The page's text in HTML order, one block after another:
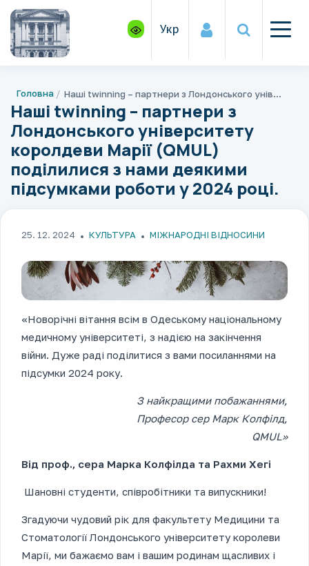
Укр
Головна Наші twinning – партнери з Лондонського університету королдеви Марії (QMUL) поділилися з нами деякими підсумками роботи у 2024 році.
Наші twinning – партнери з
Лондонського університету
королдеви Марії (QMUL)
поділилися з нами деякими
підсумками роботи у 2024 році.
25. 12. 2024 КУЛЬТУРА МІЖНАРОДНІ ВІДНОСИНИ
«Новорічні вітання всім в Одеському національному
медичному університеті, з надією на закінчення
війни. Дуже раді поділитися з вами посиланнями на
підсумки 2024 року.
З найкращими побажаннями,
Професор сер Марк Колфілд,
QMUL»
Від проф., сера Марка Колфілда та Рахми Хегі
Шановні студенти, співробітники та випускники!
Згадуючи чудовий рік для факультету Медицини та
Стоматології Лондонського університету королеви
Марії, ми бажаємо вам і вашим родинам щасливих і